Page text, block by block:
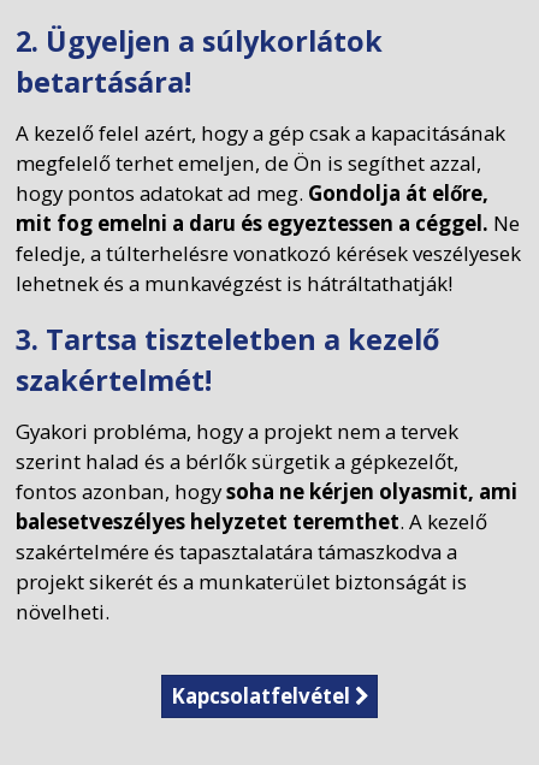
2. Ügyeljen a súlykorlátok
betartására!
A kezelő felel azért, hogy a gép csak a kapacitásának
megfelelő terhet emeljen, de Ön is segíthet azzal,
hogy pontos adatokat ad meg. Gondolja át előre,
mit fog emelni a daru és egyeztessen a céggel. Ne
feledje, a túlterhelésre vonatkozó kérések veszélyesek
lehetnek és a munkavégzést is hátráltathatják!
3. Tartsa tiszteletben a kezelő
szakértelmét!
Gyakori probléma, hogy a projekt nem a tervek
szerint halad és a bérlők sürgetik a gépkezelőt,
fontos azonban, hogysoha ne kérjen olyasmit, ami
balesetveszélyes helyzetet teremthet. A kezelő
szakértelmére és tapasztalatára támaszkodva a
projekt sikerét és a munkaterület biztonságát is
növelheti.
Kapcsolatfelvétel